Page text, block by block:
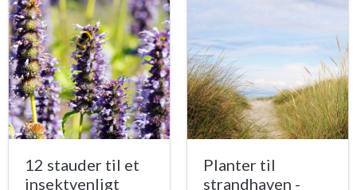
12 stauder til et
insektvenligt
Planter til
strandhaven -